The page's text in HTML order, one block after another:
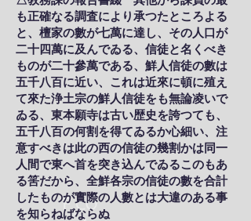
も正確なる調査により承つたところよる
と、檀家の數が七萬に達し、その人口が
二十四萬に及んでゐる、信徒と名くべき
ものが二十參萬である、鮮人信徒の數は
五千八百に近い、これは近來に頓に殖え
て來た浄土宗の鮮人信徒をも無論凌いで
ゐる、東本願寺は古い歴史を誇つても、
五千八百の何割を得てゐるか心細い、注
意すべきは此の西の信徒の幾割かは同一
人間で東へ首を突き込んでゐるこのもあ
る筈だから、全鮮各宗の信徒の數を合計
したものが實際の人數とは大違のある事
を知らねばならぬ